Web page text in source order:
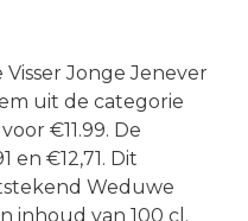
Jonge Jenever
uit de categorie
€11.99. De
en €12,71. Dit
Weduwe
inhoud van 100 cl.